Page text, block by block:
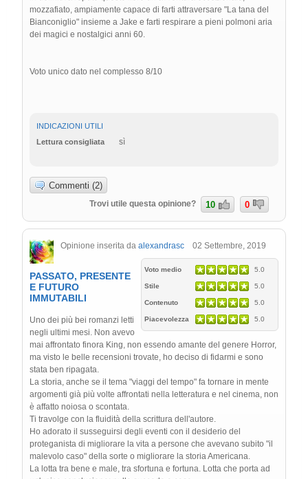
mozzafiato, ampiamente capace di farti attraversare "La tana del
Bianconiglio" insieme a Jake e farti respirare a pieni polmoni aria
dei magici e nostalgici anni 60.
Voto unico dato nel complesso 8/10
INDICAZIONI UTILI
Lettura consigliata
sì
Commenti (2)
Trovi utile questa opinione? 10 0
Opinione inserita da alexandrasc 02 Settembre, 2019
Voto medio 5.0
Stile 5.0
Contenuto 5.0
Piacevolezza 5.0
PASSATO, PRESENTE
E FUTURO
IMMUTABILI
Uno dei più bei romanzi letti
negli ultimi mesi. Non avevo
mai affrontato finora King, non essendo amante del genere Horror,
ma visto le belle recensioni trovate, ho deciso di fidarmi e sono
stata ben ripagata.
La storia, anche se il tema "viaggi del tempo" fa tornare in mente
argomenti già più volte affrontati nella letteratura e nel cinema, non
è affatto noiosa o scontata.
Ti travolge con la fluidità della scrittura dell'autore.
Ho adorato il susseguirsi degli eventi con il desiderio del
proteganista di migliorare la vita a persone che avevano subito "il
malevolo caso" della sorte o migliorare la storia Americana.
La lotta tra bene e male, tra sfortuna e fortuna. Lotta che porta ad